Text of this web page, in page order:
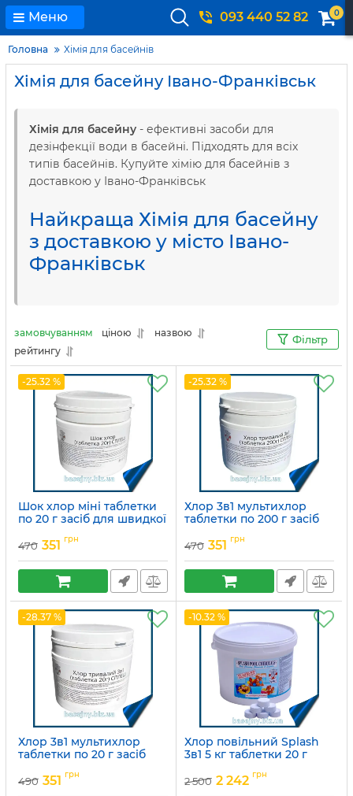
Меню 093 440 52 82 0
Головна Хімія для басейнів
Хімія для басейну Івано-Франківськ
Хімія для басейну - ефективні засоби для
дезінфекції води в басейні. Підходять для всіх
типів басейнів. Купуйте хімію для басейнів з
доставкою у Івано-Франківськ
Найкраща Хімія для басейну
з доставкою у місто Івано-
Франківськ
замовчуванням ціною
назвою
рейтингу
Фільтр
-25.32 %
Шок хлор міні таблетки
по 20 г засіб для швидкої
води в басейні Сплеш
Артикул: 15049755
470 351 грн
-25.32 %
Хлор 3в1 мультихлор
таблетки по 200 г засіб
води в басейні
Артикул: 15049754
470 351 грн
-28.37 %
Хлор 3в1 мультихлор
таблетки по 20 г засіб
води в басейні
490 351 грн
-10.32 %
Хлор повільний Splash
3в1 5 кг таблетки 20 г
2 500 2 242 грн